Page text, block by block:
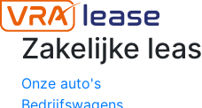
Zakelijke
Onze auto's
Bedrijfswagens